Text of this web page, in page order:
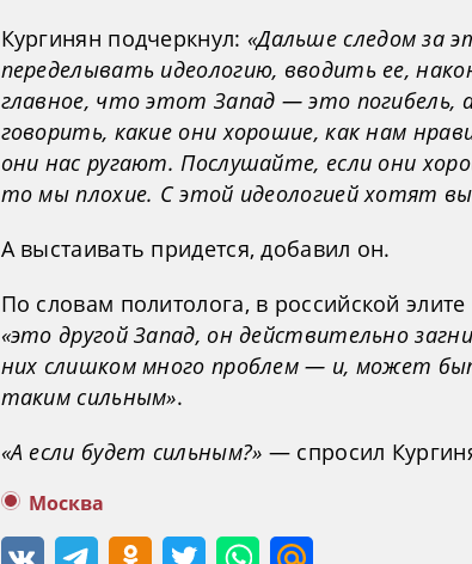
Кургинян подчеркнул: «Дальше следом за
переделывать идеологию, вводить ее,
главное, что этот Запад — это погибель,
говорить, какие они хорошие, как нам
они нас ругают. Послушайте, если они
то мы плохие. С этой идеологией хотят
А выстаивать придется, добавил он.
По словам политолога, в российской
«это другой Запад, он действительно
них слишком много проблем — и, может
таким сильным».
«А если будет сильным?» — спросил
Москва